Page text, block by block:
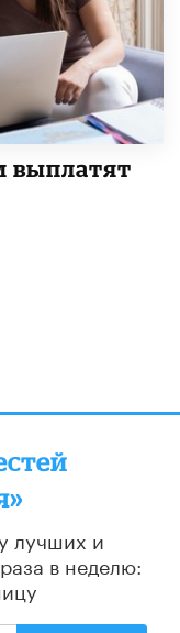
выплатят
лучших и
в неделю: